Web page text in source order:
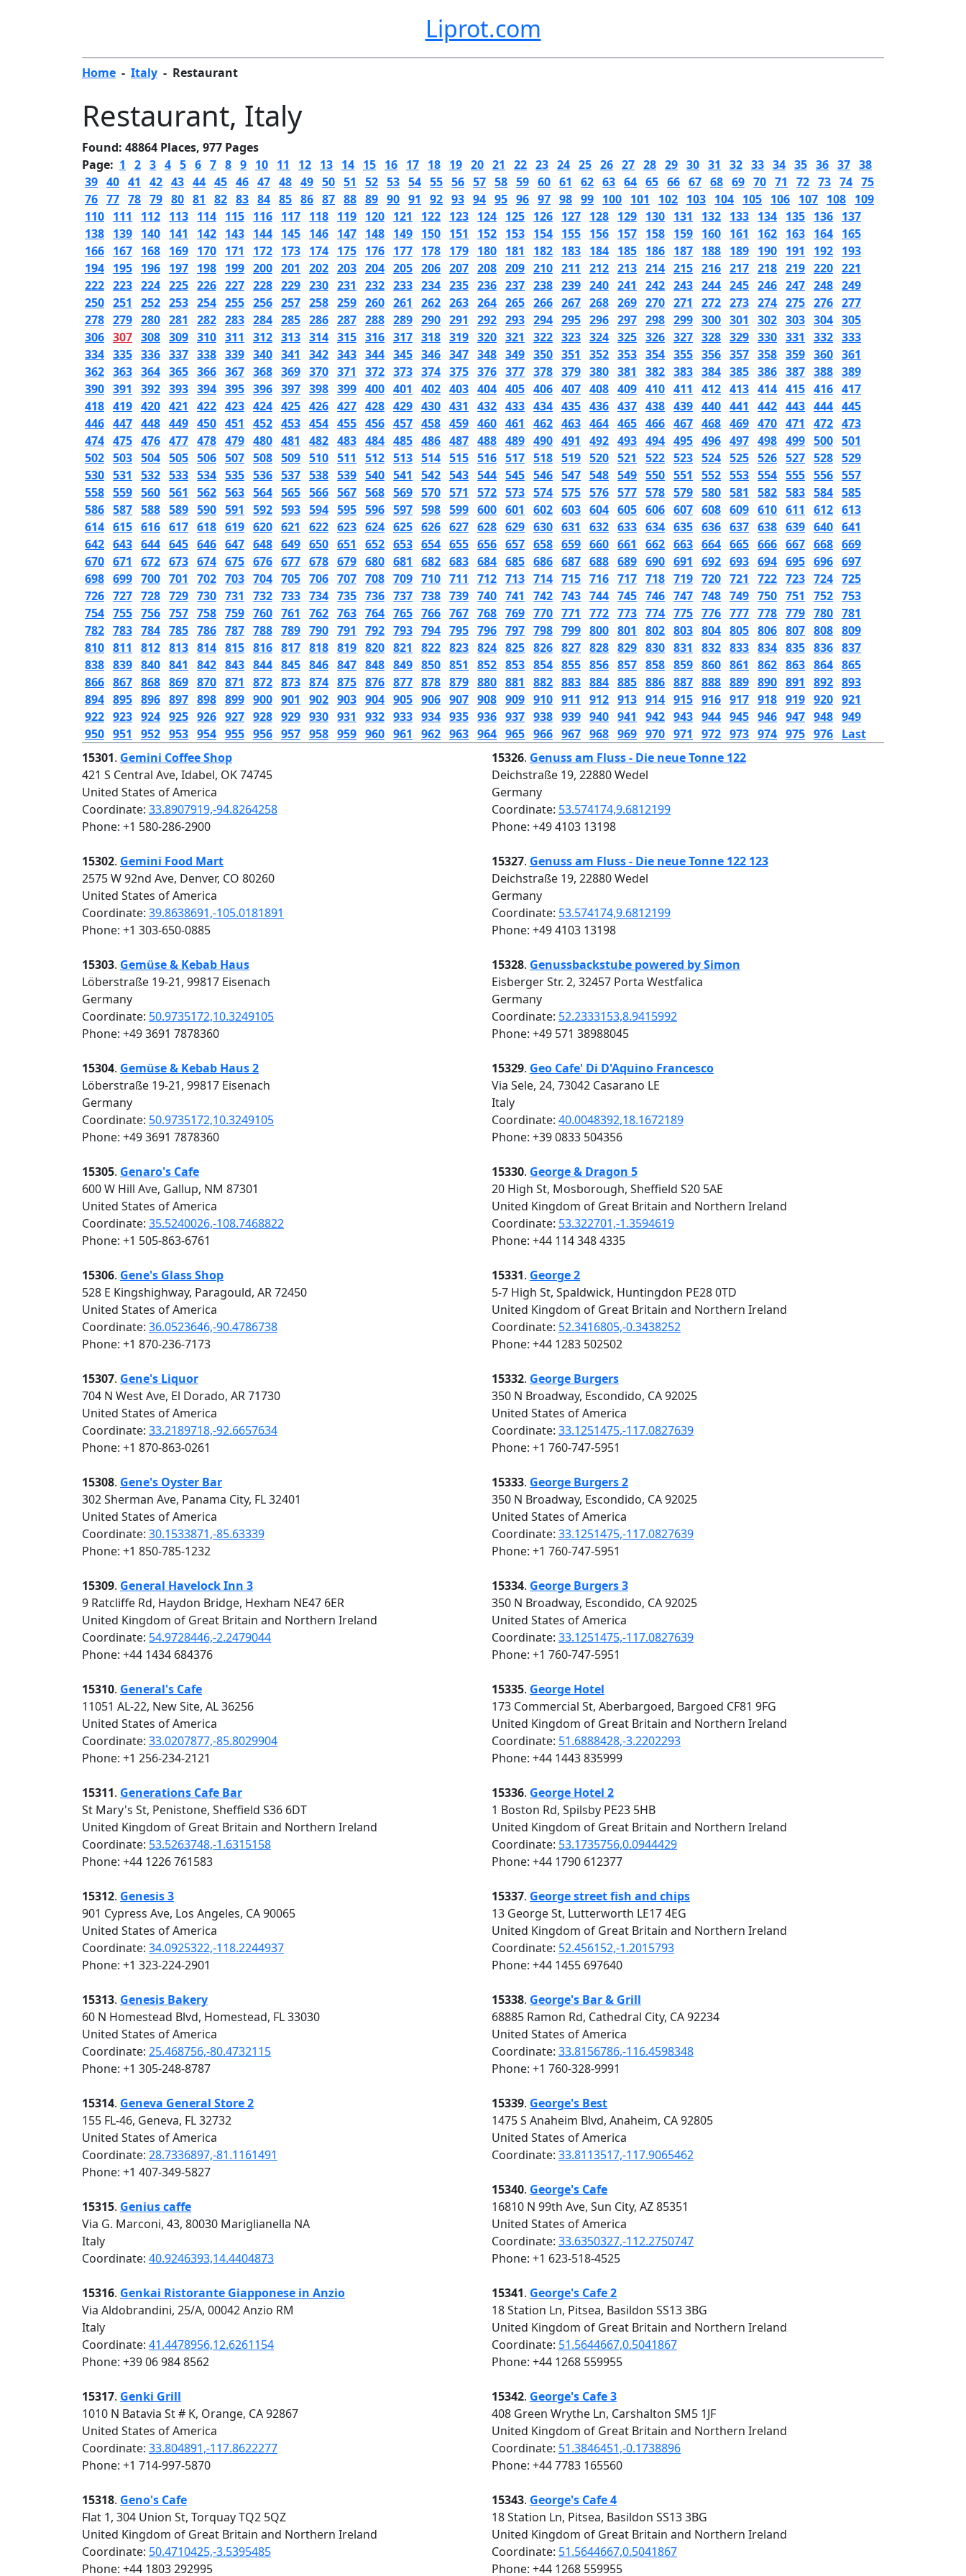
Liprot.com
Home - Italy - Restaurant
Restaurant, Italy
Found: 48864 Places, 977 Pages
Page: 1 2 3 4 5 6 7 8 9 10 11 12 13 14 15 16 17 18 19 20 21 22 23 24 25 26 27 28 29 30 31 32 33 34 35 36 37 38
39 40 41 42 43 44 45 46 47 48 49 50 51 52 53 54 55 56 57 58 59 60 61 62 63 64 65 66 67 68 69 70 71 72 73 74 75
76 77 78 79 80 81 82 83 84 85 86 87 88 89 90 91 92 93 94 95 96 97 98 99 100 101 102 103 104 105 106 107 108 109
110 111 112 113 114 115 116 117 118 119 120 121 122 123 124 125 126 127 128 129 130 131 132 133 134 135 136 137
138 139 140 141 142 143 144 145 146 147 148 149 150 151 152 153 154 155 156 157 158 159 160 161 162 163 164 165
166 167 168 169 170 171 172 173 174 175 176 177 178 179 180 181 182 183 184 185 186 187 188 189 190 191 192 193
194 195 196 197 198 199 200 201 202 203 204 205 206 207 208 209 210 211 212 213 214 215 216 217 218 219 220 221
222 223 224 225 226 227 228 229 230 231 232 233 234 235 236 237 238 239 240 241 242 243 244 245 246 247 248 249
250 251 252 253 254 255 256 257 258 259 260 261 262 263 264 265 266 267 268 269 270 271 272 273 274 275 276 277
278 279 280 281 282 283 284 285 286 287 288 289 290 291 292 293 294 295 296 297 298 299 300 301 302 303 304 305
306 307 308 309 310 311 312 313 314 315 316 317 318 319 320 321 322 323 324 325 326 327 328 329 330 331 332 333
334 335 336 337 338 339 340 341 342 343 344 345 346 347 348 349 350 351 352 353 354 355 356 357 358 359 360 361
362 363 364 365 366 367 368 369 370 371 372 373 374 375 376 377 378 379 380 381 382 383 384 385 386 387 388 389
390 391 392 393 394 395 396 397 398 399 400 401 402 403 404 405 406 407 408 409 410 411 412 413 414 415 416 417
418 419 420 421 422 423 424 425 426 427 428 429 430 431 432 433 434 435 436 437 438 439 440 441 442 443 444 445
446 447 448 449 450 451 452 453 454 455 456 457 458 459 460 461 462 463 464 465 466 467 468 469 470 471 472 473
474 475 476 477 478 479 480 481 482 483 484 485 486 487 488 489 490 491 492 493 494 495 496 497 498 499 500 501
502 503 504 505 506 507 508 509 510 511 512 513 514 515 516 517 518 519 520 521 522 523 524 525 526 527 528 529
530 531 532 533 534 535 536 537 538 539 540 541 542 543 544 545 546 547 548 549 550 551 552 553 554 555 556 557
558 559 560 561 562 563 564 565 566 567 568 569 570 571 572 573 574 575 576 577 578 579 580 581 582 583 584 585
586 587 588 589 590 591 592 593 594 595 596 597 598 599 600 601 602 603 604 605 606 607 608 609 610 611 612 613
614 615 616 617 618 619 620 621 622 623 624 625 626 627 628 629 630 631 632 633 634 635 636 637 638 639 640 641
642 643 644 645 646 647 648 649 650 651 652 653 654 655 656 657 658 659 660 661 662 663 664 665 666 667 668 669
670 671 672 673 674 675 676 677 678 679 680 681 682 683 684 685 686 687 688 689 690 691 692 693 694 695 696 697
698 699 700 701 702 703 704 705 706 707 708 709 710 711 712 713 714 715 716 717 718 719 720 721 722 723 724 725
726 727 728 729 730 731 732 733 734 735 736 737 738 739 740 741 742 743 744 745 746 747 748 749 750 751 752 753
754 755 756 757 758 759 760 761 762 763 764 765 766 767 768 769 770 771 772 773 774 775 776 777 778 779 780 781
782 783 784 785 786 787 788 789 790 791 792 793 794 795 796 797 798 799 800 801 802 803 804 805 806 807 808 809
810 811 812 813 814 815 816 817 818 819 820 821 822 823 824 825 826 827 828 829 830 831 832 833 834 835 836 837
838 839 840 841 842 843 844 845 846 847 848 849 850 851 852 853 854 855 856 857 858 859 860 861 862 863 864 865
866 867 868 869 870 871 872 873 874 875 876 877 878 879 880 881 882 883 884 885 886 887 888 889 890 891 892 893
894 895 896 897 898 899 900 901 902 903 904 905 906 907 908 909 910 911 912 913 914 915 916 917 918 919 920 921
922 923 924 925 926 927 928 929 930 931 932 933 934 935 936 937 938 939 940 941 942 943 944 945 946 947 948 949
950 951 952 953 954 955 956 957 958 959 960 961 962 963 964 965 966 967 968 969 970 971 972 973 974 975 976 Last
15301. Gemini Coffee Shop
421 S Central Ave, Idabel, OK 74745
United States of America
Coordinate: 33.8907919,-94.8264258
Phone: +1 580-286-2900
15302. Gemini Food Mart
2575 W 92nd Ave, Denver, CO 80260
United States of America
Coordinate: 39.8638691,-105.0181891
Phone: +1 303-650-0885
15303. Gemüse & Kebab Haus
Löberstraße 19-21, 99817 Eisenach
Germany
Coordinate: 50.9735172,10.3249105
Phone: +49 3691 7878360
15304. Gemüse & Kebab Haus 2
Löberstraße 19-21, 99817 Eisenach
Germany
Coordinate: 50.9735172,10.3249105
Phone: +49 3691 7878360
15305. Genaro's Cafe
600 W Hill Ave, Gallup, NM 87301
United States of America
Coordinate: 35.5240026,-108.7468822
Phone: +1 505-863-6761
15306. Gene's Glass Shop
528 E Kingshighway, Paragould, AR 72450
United States of America
Coordinate: 36.0523646,-90.4786738
Phone: +1 870-236-7173
15307. Gene's Liquor
704 N West Ave, El Dorado, AR 71730
United States of America
Coordinate: 33.2189718,-92.6657634
Phone: +1 870-863-0261
15308. Gene's Oyster Bar
302 Sherman Ave, Panama City, FL 32401
United States of America
Coordinate: 30.1533871,-85.63339
Phone: +1 850-785-1232
15309. General Havelock Inn 3
9 Ratcliffe Rd, Haydon Bridge, Hexham NE47 6ER
United Kingdom of Great Britain and Northern Ireland
Coordinate: 54.9728446,-2.2479044
Phone: +44 1434 684376
15310. General's Cafe
11051 AL-22, New Site, AL 36256
United States of America
Coordinate: 33.0207877,-85.8029904
Phone: +1 256-234-2121
15311. Generations Cafe Bar
St Mary's St, Penistone, Sheffield S36 6DT
United Kingdom of Great Britain and Northern Ireland
Coordinate: 53.5263748,-1.6315158
Phone: +44 1226 761583
15312. Genesis 3
901 Cypress Ave, Los Angeles, CA 90065
United States of America
Coordinate: 34.0925322,-118.2244937
Phone: +1 323-224-2901
15313. Genesis Bakery
60 N Homestead Blvd, Homestead, FL 33030
United States of America
Coordinate: 25.468756,-80.4732115
Phone: +1 305-248-8787
15314. Geneva General Store 2
155 FL-46, Geneva, FL 32732
United States of America
Coordinate: 28.7336897,-81.1161491
Phone: +1 407-349-5827
15315. Genius caffe
Via G. Marconi, 43, 80030 Mariglianella NA
Italy
Coordinate: 40.9246393,14.4404873
15316. Genkai Ristorante Giapponese in Anzio
Via Aldobrandini, 25/A, 00042 Anzio RM
Italy
Coordinate: 41.4478956,12.6261154
Phone: +39 06 984 8562
15317. Genki Grill
1010 N Batavia St # K, Orange, CA 92867
United States of America
Coordinate: 33.804891,-117.8622277
Phone: +1 714-997-5870
15318. Geno's Cafe
Flat 1, 304 Union St, Torquay TQ2 5QZ
United Kingdom of Great Britain and Northern Ireland
Coordinate: 50.4710425,-3.5395485
Phone: +44 1803 292995
15326. Genuss am Fluss - Die neue Tonne 122
Deichstraße 19, 22880 Wedel
Germany
Coordinate: 53.574174,9.6812199
Phone: +49 4103 13198
15327. Genuss am Fluss - Die neue Tonne 122 123
Deichstraße 19, 22880 Wedel
Germany
Coordinate: 53.574174,9.6812199
Phone: +49 4103 13198
15328. Genussbackstube powered by Simon
Eisberger Str. 2, 32457 Porta Westfalica
Germany
Coordinate: 52.2333153,8.9415992
Phone: +49 571 38988045
15329. Geo Cafe' Di D'Aquino Francesco
Via Sele, 24, 73042 Casarano LE
Italy
Coordinate: 40.0048392,18.1672189
Phone: +39 0833 504356
15330. George & Dragon 5
20 High St, Mosborough, Sheffield S20 5AE
United Kingdom of Great Britain and Northern Ireland
Coordinate: 53.322701,-1.3594619
Phone: +44 114 348 4335
15331. George 2
5-7 High St, Spaldwick, Huntingdon PE28 0TD
United Kingdom of Great Britain and Northern Ireland
Coordinate: 52.3416805,-0.3438252
Phone: +44 1283 502502
15332. George Burgers
350 N Broadway, Escondido, CA 92025
United States of America
Coordinate: 33.1251475,-117.0827639
Phone: +1 760-747-5951
15333. George Burgers 2
350 N Broadway, Escondido, CA 92025
United States of America
Coordinate: 33.1251475,-117.0827639
Phone: +1 760-747-5951
15334. George Burgers 3
350 N Broadway, Escondido, CA 92025
United States of America
Coordinate: 33.1251475,-117.0827639
Phone: +1 760-747-5951
15335. George Hotel
173 Commercial St, Aberbargoed, Bargoed CF81 9FG
United Kingdom of Great Britain and Northern Ireland
Coordinate: 51.6888428,-3.2202293
Phone: +44 1443 835999
15336. George Hotel 2
1 Boston Rd, Spilsby PE23 5HB
United Kingdom of Great Britain and Northern Ireland
Coordinate: 53.1735756,0.0944429
Phone: +44 1790 612377
15337. George street fish and chips
13 George St, Lutterworth LE17 4EG
United Kingdom of Great Britain and Northern Ireland
Coordinate: 52.456152,-1.2015793
Phone: +44 1455 697640
15338. George's Bar & Grill
68885 Ramon Rd, Cathedral City, CA 92234
United States of America
Coordinate: 33.8156786,-116.4598348
Phone: +1 760-328-9991
15339. George's Best
1475 S Anaheim Blvd, Anaheim, CA 92805
United States of America
Coordinate: 33.8113517,-117.9065462
15340. George's Cafe
16810 N 99th Ave, Sun City, AZ 85351
United States of America
Coordinate: 33.6350327,-112.2750747
Phone: +1 623-518-4525
15341. George's Cafe 2
18 Station Ln, Pitsea, Basildon SS13 3BG
United Kingdom of Great Britain and Northern Ireland
Coordinate: 51.5644667,0.5041867
Phone: +44 1268 559955
15342. George's Cafe 3
408 Green Wrythe Ln, Carshalton SM5 1JF
United Kingdom of Great Britain and Northern Ireland
Coordinate: 51.3846451,-0.1738896
Phone: +44 7783 165560
15343. George's Cafe 4
18 Station Ln, Pitsea, Basildon SS13 3BG
United Kingdom of Great Britain and Northern Ireland
Coordinate: 51.5644667,0.5041867
Phone: +44 1268 559955